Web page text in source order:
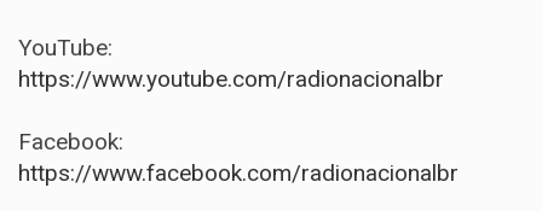
YouTube:
https://www.youtube.com/radionacionalbr
Facebook:
https://www.facebook.com/radionacionalbr